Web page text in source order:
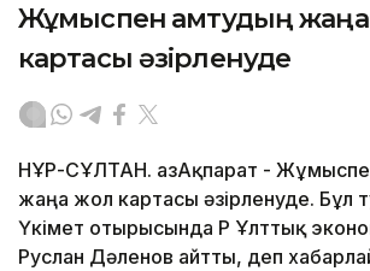
Жұмыспен қамтудың
картасы әзірленуде
НҰР-СҰЛТАН. ҚазАқпарат -
жаңа жол картасы әзірленуде. Бұл
Үкімет отырысында ҚР Ұлттық
Руслан Дәленов айтты, деп